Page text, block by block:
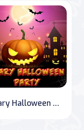
Scary Halloween Party